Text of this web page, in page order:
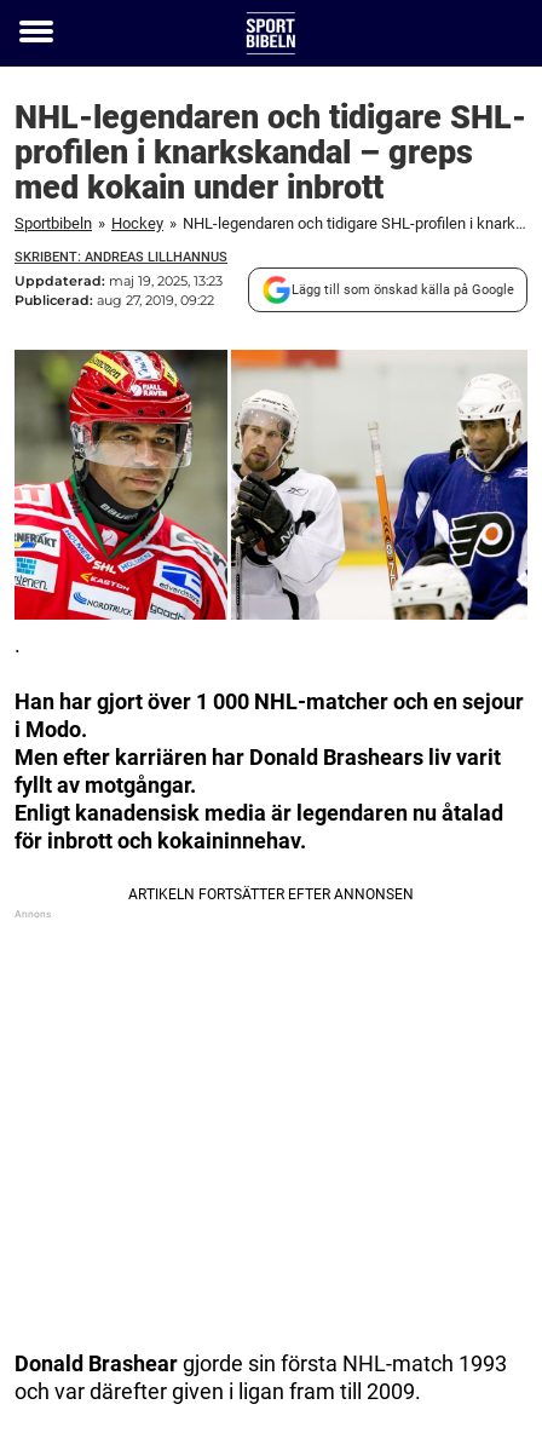
Toggle
NHL-legendaren och tidigare SHL-
profilen i knarkskandal – greps
med kokain under inbrott
Sportbibeln » Hockey » NHL-legendaren och tidigare SHL-profilen i knarkskandal - greps med kokain under inbrott
SKRIBENT: ANDREAS LILLHANNUS
Uppdaterad: maj 19, 2025, 13:23
Publicerad: aug 27, 2019, 09:22
Lägg till som önskad källa på Google
.
Han har gjort över 1 000 NHL-matcher och en sejour
i Modo.
Men efter karriären har Donald Brashears liv varit
fyllt av motgångar.
Enligt kanadensisk media är legendaren nu åtalad
för inbrott och kokaininnehav.
Donald Brasheargjorde sin första NHL-match 1993
och var därefter given i ligan fram till 2009.